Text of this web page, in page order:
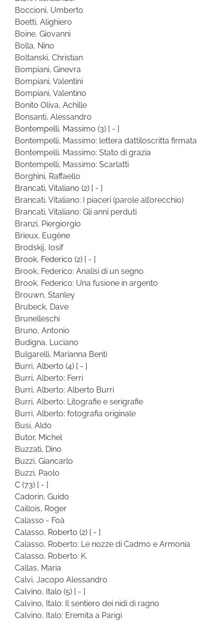
Boccioni, Umberto
Boetti, Alighiero
Boine, Giovanni
Bolla, Nino
Boltanski, Christian
Bompiani, Ginevra
Bompiani, Valentini
Bompiani, Valentino
Bonito Oliva, Achille
Bonsanti, Alessandro
Bontempelli, Massimo (3) [ - ]
Bontempelli, Massimo: lettera dattiloscritta firmata
Bontempelli, Massimo: Stato di grazia
Bontempelli, Massimo: Scarlatti
Borghini, Raffaello
Brancati, Vitaliano (2) [ - ]
Brancati, Vitaliano: I piaceri (parole all’orecchio)
Brancati, Vitaliano: Gli anni perduti
Branzi, Piergiorgio
Brieux, Eugène
Brodskij, Iosif
Brook, Federico (2) [ - ]
Brook, Federico: Analisi di un segno
Brook, Federico: Una fusione in argento
Brouwn, Stanley
Brubeck, Dave
Brunelleschi
Bruno, Antonio
Budigna, Luciano
Bulgarelli, Marianna Benti
Burri, Alberto (4) [ - ]
Burri, Alberto: Ferri
Burri, Alberto: Alberto Burri
Burri, Alberto: Litografie e serigrafie
Burri, Alberto: fotografia originale
Busi, Aldo
Butor, Michel
Buzzati, Dino
Buzzi, Giancarlo
Buzzi, Paolo
C (73) [ - ]
Cadorin, Guido
Caillois, Roger
Calasso - Foà
Calasso, Roberto (2) [ - ]
Calasso, Roberto: Le nozze di Cadmo e Armonia
Calasso, Roberto: K.
Callas, Maria
Calvi, Jacopo Alessandro
Calvino, Italo (5) [ - ]
Calvino, Italo: Il sentiero dei nidi di ragno
Calvino, Italo: Eremita a Parigi